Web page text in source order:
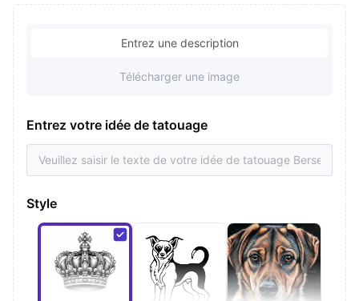
Entrez une description
Télécharger une image
Entrez votre idée de tatouage
Style